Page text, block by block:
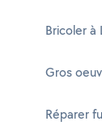
Bricoler à
Gros
Réparer